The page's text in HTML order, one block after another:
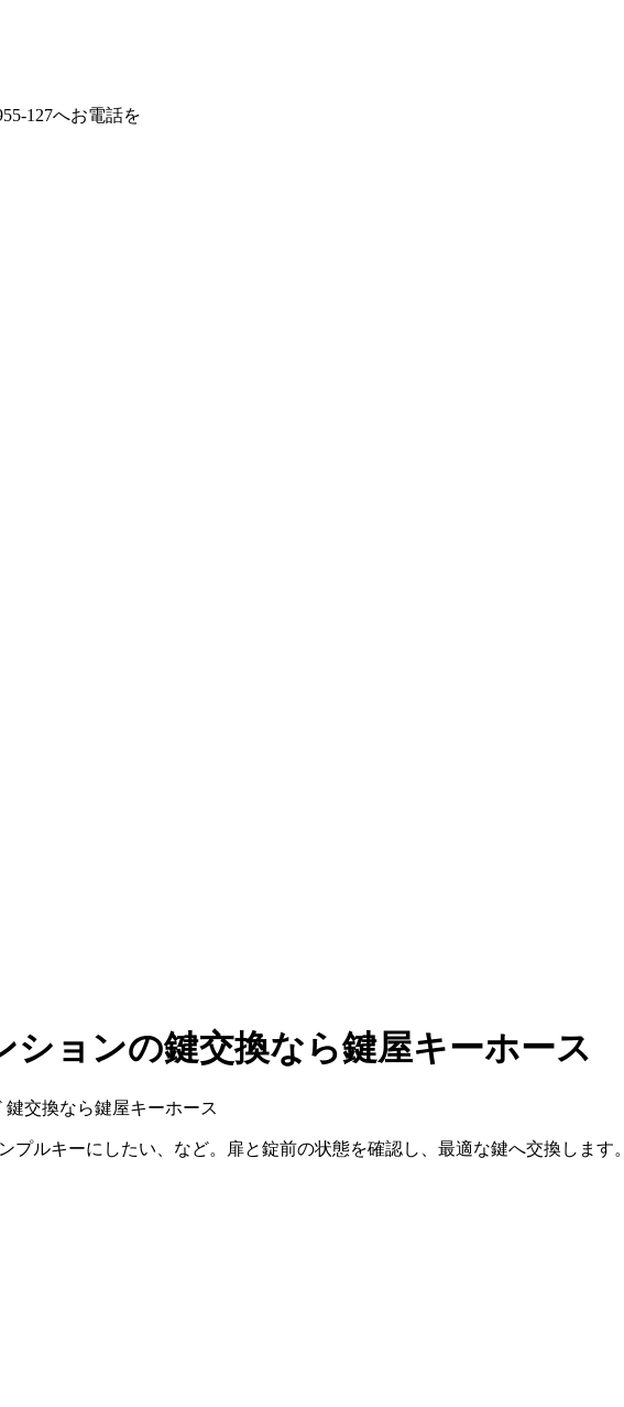
ョンの鍵交換なら鍵屋キーホース
鍵交換なら鍵屋キーホース
ルキーにしたい、など。扉と錠前の状態を確認し、最適な鍵へ交換します。